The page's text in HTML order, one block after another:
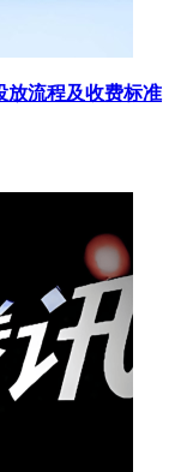
放流程及收费标准